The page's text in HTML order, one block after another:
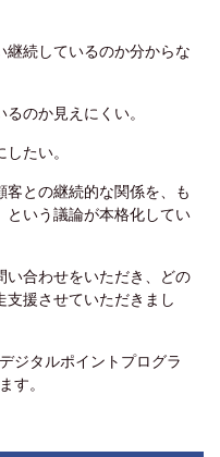
継続しているのか分からな
のか見えにくい。
たい。
客との継続的な関係を、も
という議論が本格化してい
い合わせをいただき、どの
支援させていただきまし
ジタルポイントプログラ
す。